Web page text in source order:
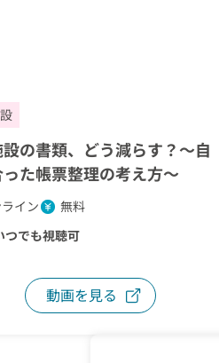
の書類、どう減らす？～自
った帳票整理の考え方～
イン
無料
つでも視聴可
動画を見る